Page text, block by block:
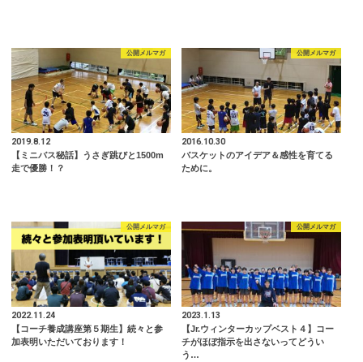
公開メルマガ
2019.8.12
【ミニバス秘話】うさぎ跳びと1500m
走で優勝！？
公開メルマガ
2016.10.30
バスケットのアイデア＆感性を育てる
ために。
公開メルマガ
2022.11.24
【コーチ養成講座第５期生】続々と参
加表明いただいております！
公開メルマガ
2023.1.13
【Jr.ウィンターカップベスト４】コー
チがほぼ指示を出さないってどうい
う…